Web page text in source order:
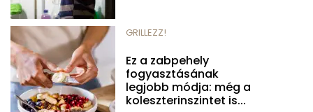
GRILLEZZ!
Ez a zabpehely
fogyasztásának
legjobb módja: még a
koleszterinszintet is...